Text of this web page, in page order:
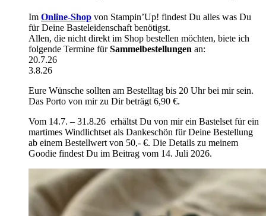
Im Online-Shop von Stampin’Up! findest Du alles was Du
für Deine Basteleidenschaft benötigst.
Allen, die nicht direkt im Shop bestellen möchten, biete ich
folgende Termine fürSammelbestellungen an:
20.7.26
3.8.26
Eure Wünsche sollten am Bestelltag bis 20 Uhr bei mir sein.
Das Porto von mir zu Dir beträgt 6,90 €.
Vom 14.7. – 31.8.26 erhältst Du von mir ein Bastelset für ein
martimes Windlichtset als Dankeschön für Deine Bestellung
ab einem Bestellwert von 50,- €. Die Details zu meinem
Goodie findest Du im Beitrag vom 14. Juli 2026.